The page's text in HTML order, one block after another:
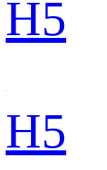
H5
H5